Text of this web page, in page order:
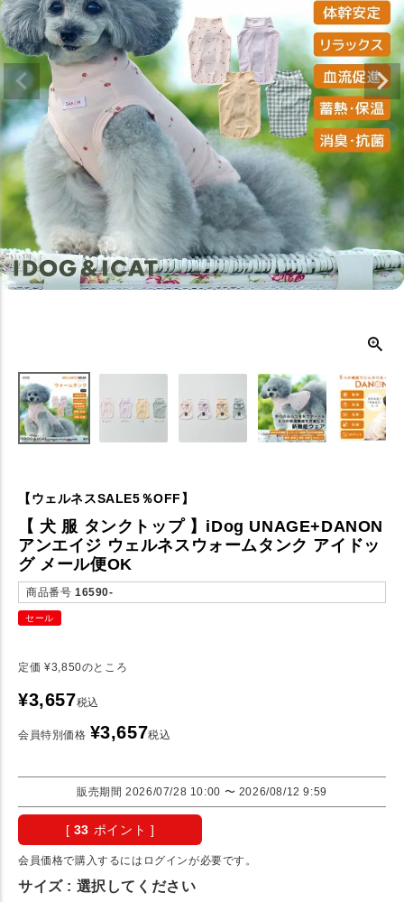
【ウェルネスSALE5％OFF】
【 犬 服 タンクトップ 】iDog UNAGE+DANON
アンエイジ ウェルネスウォームタンク アイドッ
グ メール便OK
商品番号 16590-
セール
定価 ¥3,850のところ
¥3,657税込
会員特別価格 ¥3,657税込
販売期間 2026/07/28 10:00 〜 2026/08/12 9:59
[ 33 ポイント ]
会員価格で購入するにはログインが必要です。
サイズ 選択してください